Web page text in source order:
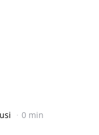
0 min